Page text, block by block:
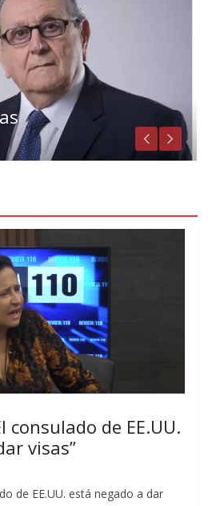
consulado de EE.UU.
visas”
de EE.UU. está negado a dar